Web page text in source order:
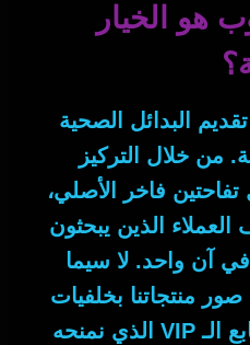
هو الخيار
البدائل الصحية
من خلال التركيز
فاخر الأصلي،
الذين يبحثون
في آن واحد. لا سيما
منتجاتنا بخلفيات
سوداء فخمة تعكس طابع الـ VIP الذي نمنحه